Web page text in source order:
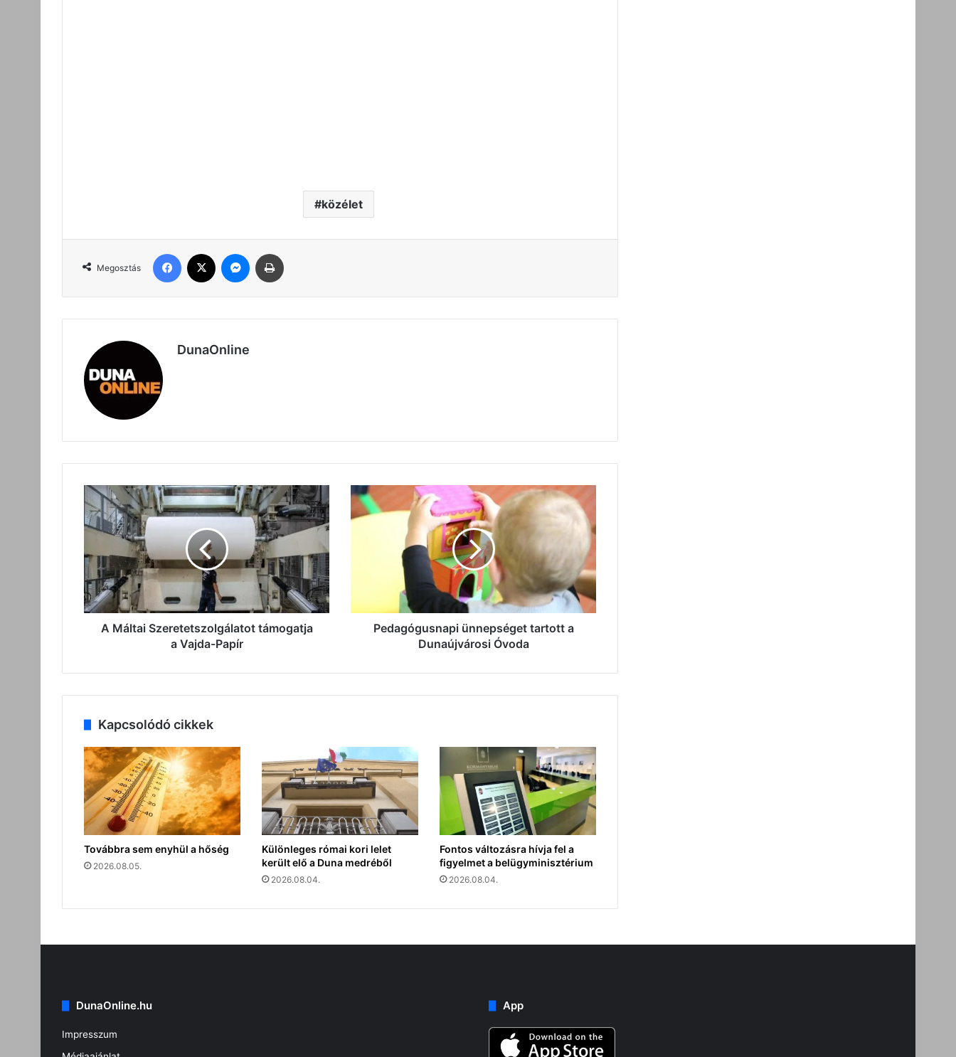
közélet
Megosztás
Facebook Messenger
DunaOnline
A
Máltai
Szeretetszolgálatot
támogatja
a
Vajda-
Papír
A Máltai Szeretetszolgálatot támogatja
a Vajda-Papír
Pedagógusnapi
ünnepséget
tartott
Dunaújvárosi
Pedagógusnapi ünnepséget tartott a
Dunaújvárosi Óvoda
Kapcsolódó cikkek
Továbbra sem enyhül a hőség
2026.08.05.
Különleges római kori lelet
került elő a Duna medréből
2026.08.04.
Fontos változásra hívja fel a
figyelmet a belügyminisztérium
2026.08.04.
DunaOnline.hu
Impresszum
App